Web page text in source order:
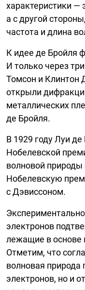
характеристики —
а с другой
частота и длина
К идее де Бройля
И только через
Томсон и Клинтон
открыли
металлических
де Бройля.
В 1929 году Луи
Нобелевской
волновой природы
Нобелевскую
с Дэвиссоном.
электронов
лежащие в основе
Отметим, что
волновая природа
электронов, но и